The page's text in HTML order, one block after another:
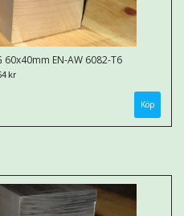
60x40mm EN-AW 6082-T6
kr
Köp